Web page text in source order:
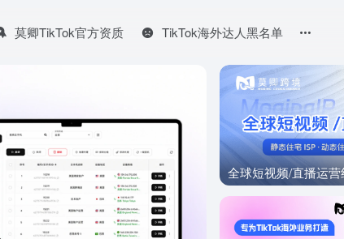
莫卿TikTok官方资质 TikTok海外达人黑名单
全球短视频/直播运营